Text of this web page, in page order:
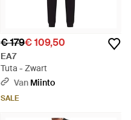
€ 179€ 109,50
EA7
Tuta - Zwart
Van Miinto
SALE